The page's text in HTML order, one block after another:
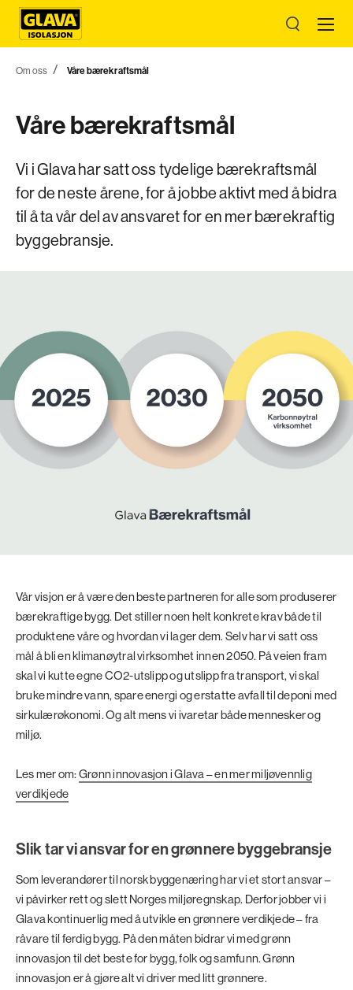
Om oss Våre bærekraftsmål
Våre bærekraftsmål
Vi i Glava har satt oss tydelige bærekraftsmål
for de neste årene, for å jobbe aktivt med å bidra
til å ta vår del av ansvaret for en mer bærekraftig
byggebransje.
Vår visjon er å være den beste partneren for alle som produserer
bærekraftige bygg. Det stiller noen helt konkrete krav både til
produktene våre og hvordan vi lager dem. Selv har vi satt oss
mål å bli en klimanøytral virksomhet innen 2050. På veien fram
skal vi kutte egne CO2-utslipp og utslipp fra transport, vi skal
bruke mindre vann, spare energi og erstatte avfall til deponi med
sirkulærøkonomi. Og alt mens vi ivaretar både mennesker og
miljø.
Les mer om:Grønn innovasjon i Glava – en mer miljøvennlig
verdikjede
Slik tar vi ansvar for en grønnere byggebransje
Som leverandører til norsk byggenæring har vi et stort ansvar –
vi påvirker rett og slett Norges miljøregnskap. Derfor jobber vi i
Glava kontinuerlig med å utvikle en grønnere verdikjede – fra
råvare til ferdig bygg. På den måten bidrar vi med grønn
innovasjon til det beste for bygg, folk og samfunn. Grønn
innovasjon er å gjøre alt vi driver med litt grønnere.